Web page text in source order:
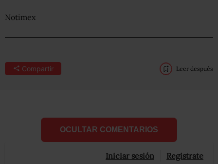
Notimex
Compartir Leer después
OCULTAR COMENTARIOS
Iniciar sesión Registrate